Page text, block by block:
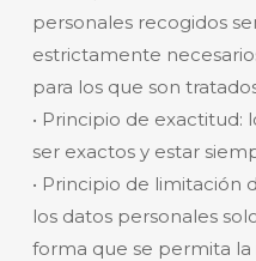
personales recogidos
estrictamente
para los que son
• Principio de exactitud:
ser exactos y estar
• Principio de limitación
los datos personales
forma que se permita